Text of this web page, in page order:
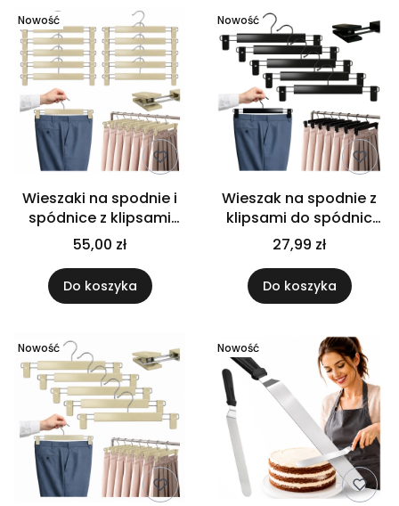
Nowość
Wieszaki na spodnie i
spódnice z klipsami
regulowane do
garderoby 10 sztuk
55,00 zł
Do koszyka
Nowość
Wieszak na spodnie z
klipsami do spódnic
regulowany czarny
zestaw 5 szt
27,99 zł
Do koszyka
Nowość Nowość